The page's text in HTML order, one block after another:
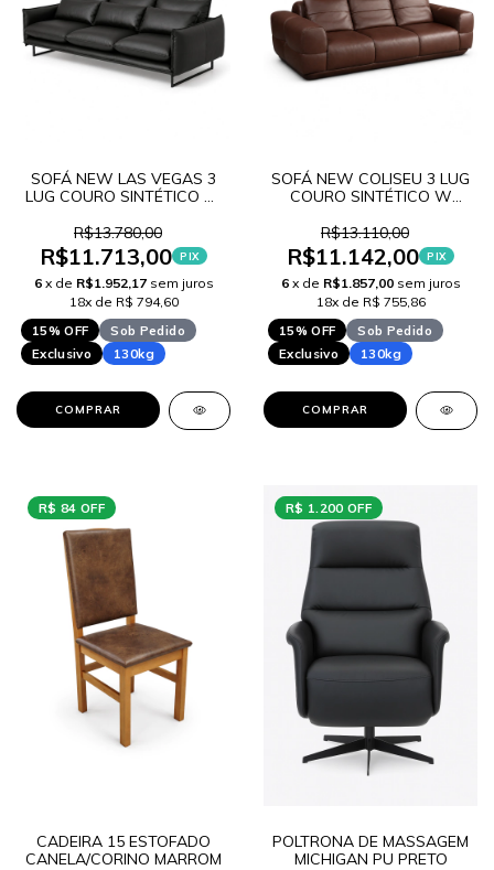
SOFÁ NEW LAS VEGAS 3
LUG COURO SINTÉTICO W
R$13.780,00
R$11.713,00 PIX
6 x de R$1.952,17 sem juros
18x de R$ 794,60
15% OFF
Sob Pedido
Exclusivo
130kg
COMPRAR
SOFÁ NEW COLISEU 3 LUG
COURO SINTÉTICO W
R$13.110,00
R$11.142,00 PIX
6 x de R$1.857,00 sem juros
18x de R$ 755,86
15% OFF
Sob Pedido
Exclusivo
130kg
COMPRAR
R$ 84 OFF
CADEIRA 15 ESTOFADO
CANELA/CORINO MARROM
R$ 1.200 OFF
POLTRONA DE MASSAGEM
MICHIGAN PU PRETO